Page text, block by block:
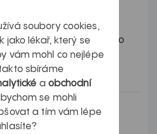
zdravotní
k výkonu povolání patří do
lékaře vykonávající...
soubory cookies,
jako lékař, který se
vám mohl co nejlépe
sbíráme
a obchodní
se mohli
a tím vám lépe